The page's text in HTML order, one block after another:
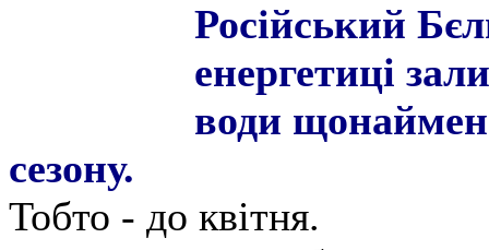
Російський
енергетиці
води
сезону.
Тобто - до квітня.